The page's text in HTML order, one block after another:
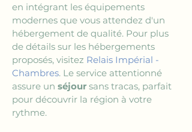
en intégrant les équipements
modernes que vous attendez d'un
hébergement de qualité. Pour plus
de détails sur les hébergements
proposés, visitez Relais Impérial -
Chambres. Le service attentionné
assure un séjour sans tracas, parfait
pour découvrir la région à votre
rythme.